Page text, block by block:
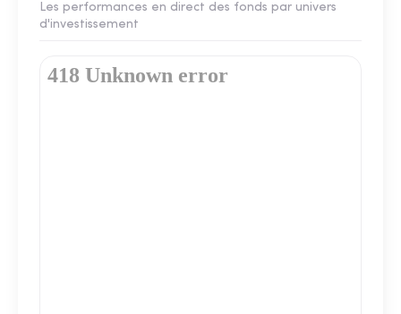
Les performances en direct des fonds par univers
d'investissement